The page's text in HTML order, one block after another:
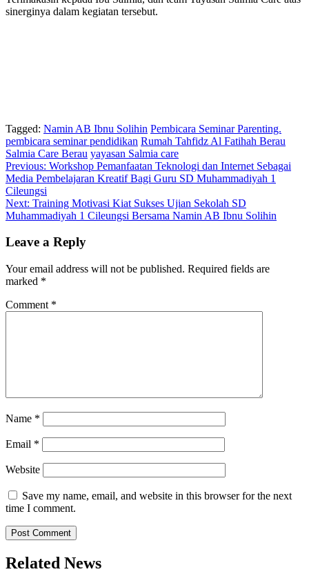
sinerginya dalam kegiatan tersebut.
Tagged: Namin AB Ibnu Solihin Pembicara Seminar Parenting.
pembicara seminar pendidikan Rumah Tahfidz Al Fatihah Berau
Salmia Care Berau yayasan Salmia care
Post
navigation
Previous: Workshop Pemanfaatan Teknologi dan Internet Sebagai
Media Pembelajaran Kreatif Bagi Guru SD Muhammadiyah 1
Cileungsi
Next: Training Motivasi Kiat Sukses Ujian Sekolah SD
Muhammadiyah 1 Cileungsi Bersama Namin AB Ibnu Solihin
Leave a Reply
Your email address will not be published. Required fields are
marked *
Comment *
Name *
Email *
Website
Save my name, email, and website in this browser for the next
time I comment.
Related News